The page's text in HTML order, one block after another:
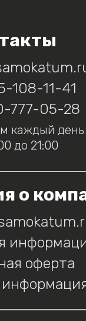
108-11-41
777-05-28
каждый день
до 21:00
о
оферта